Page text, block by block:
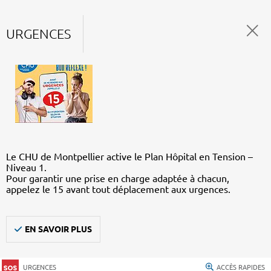
URGENCES
Le CHU de Montpellier active le Plan Hôpital en Tension –
Niveau 1.
Pour garantir une prise en charge adaptée à chacun,
appelez le 15 avant tout déplacement aux urgences.
EN SAVOIR PLUS
URGENCES ACCÈS RAPIDES